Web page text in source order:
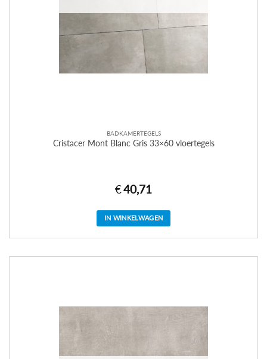
BADKAMERTEGELS
Cristacer Mont Blanc Gris 33×60 vloertegels
€40,71
IN WINKELWAGEN